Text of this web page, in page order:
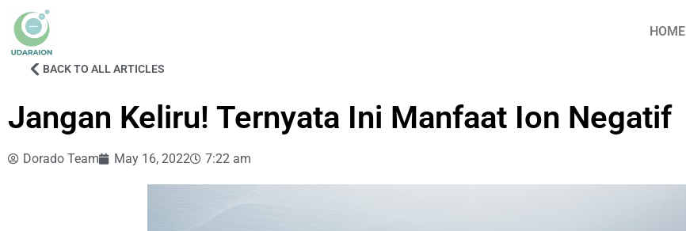
HOME
BACK TO ALL ARTICLES
Jangan Keliru! Ternyata Ini Manfaat Ion Negatif
Dorado Team May 16, 2022 7:22 am